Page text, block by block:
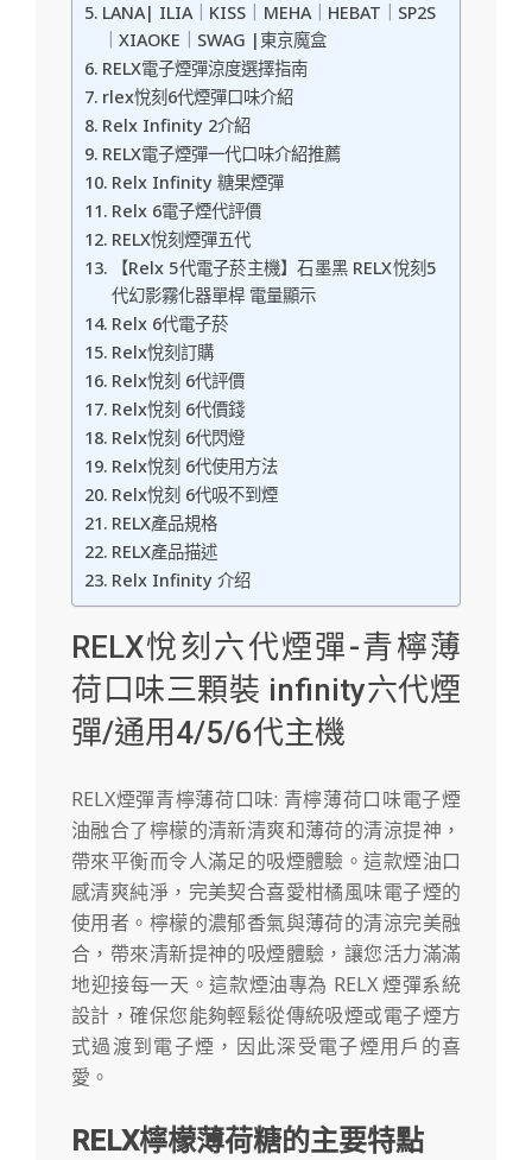
LANA| ILIA｜KISS｜MEHA｜HEBAT｜SP2S
｜XIAOKE｜SWAG |東京魔盒
RELX電子煙彈涼度選擇指南
rlex悅刻6代煙彈口味介紹
Relx Infinity 2介紹
RELX電子煙彈一代口味介紹推薦
Relx Infinity 糖果煙彈
Relx 6電子煙代評價
RELX悅刻煙彈五代
【Relx 5代電子菸主機】石墨黑 RELX悅刻5
代幻影霧化器單桿 電量顯示
Relx 6代電子菸
Relx悅刻訂購
Relx悅刻 6代評價
Relx悅刻 6代價錢
Relx悅刻 6代閃燈
Relx悅刻 6代使用方法
Relx悅刻 6代吸不到煙
RELX產品規格
RELX產品描述
Relx Infinity 介绍
RELX悅刻六代煙彈-青檸薄
荷口味三顆裝 infinity六代煙
彈/通用4/5/6代主機
RELX煙彈青檸薄荷口味: 青檸薄荷口味電子煙
油融合了檸檬的清新清爽和薄荷的清涼提神，
帶來平衡而令人滿足的吸煙體驗。這款煙油口
感清爽純淨，完美契合喜愛柑橘風味電子煙的
使用者。檸檬的濃郁香氣與薄荷的清涼完美融
合，帶來清新提神的吸煙體驗，讓您活力滿滿
地迎接每一天。這款煙油專為 RELX 煙彈系統
設計，確保您能夠輕鬆從傳統吸煙或電子煙方
式過渡到電子煙，因此深受電子煙用戶的喜
愛。
RELX檸檬薄荷糖的主要特點